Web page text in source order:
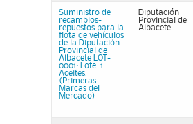
Suministro de
recambios-
repuestos para la
flota de vehículos
de la Diputación
Provincial de
Albacete LOT-
0001: Lote. 1
Aceites.
(Primeras
Marcas del
Mercado)
Diputación
Provincial de
Albacete